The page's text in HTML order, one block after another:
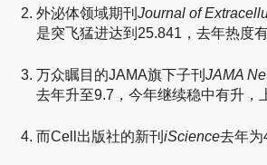
外泌体领域期刊 Journal of
是突飞猛进达到25.841，去年热度
万众瞩目的JAMA旗下子刊 JAMA
去年升至9.7，今年继续稳中有升，
而Cell出版社的新刊 iScience去年为